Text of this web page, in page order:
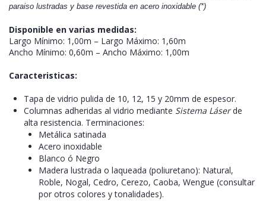
paraiso lustradas y base revestida en acero inoxidable (*)
Disponible en varias medidas:
Largo Mínimo: 1,00m – Largo Máximo: 1,60m
Ancho Mínimo: 0,60m – Ancho Máximo: 1,00m
Caracteristicas:
Tapa de vidrio pulida de 10, 12, 15 y 20mm de espesor.
Columnas adheridas al vidrio mediante Sistema Láserde
alta resistencia. Terminaciones:
Metálica satinada
Acero inoxidable
Blanco ó Negro
Madera lustrada o laqueada (poliuretano): Natural,
Roble, Nogal, Cedro, Cerezo, Caoba, Wengue (consultar
por otros colores y tonalidades).